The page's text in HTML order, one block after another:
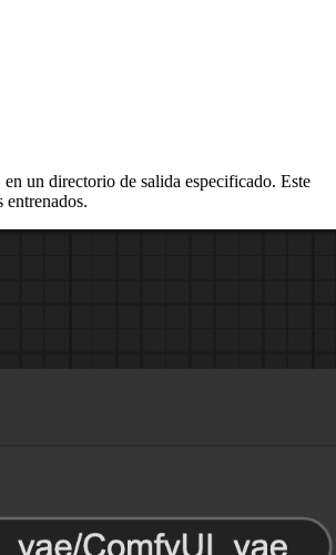
un directorio de salida especificado. Este